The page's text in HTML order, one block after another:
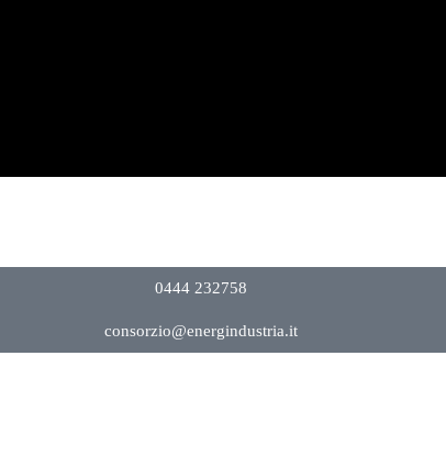
0444 232758
consorzio@energindustria.it